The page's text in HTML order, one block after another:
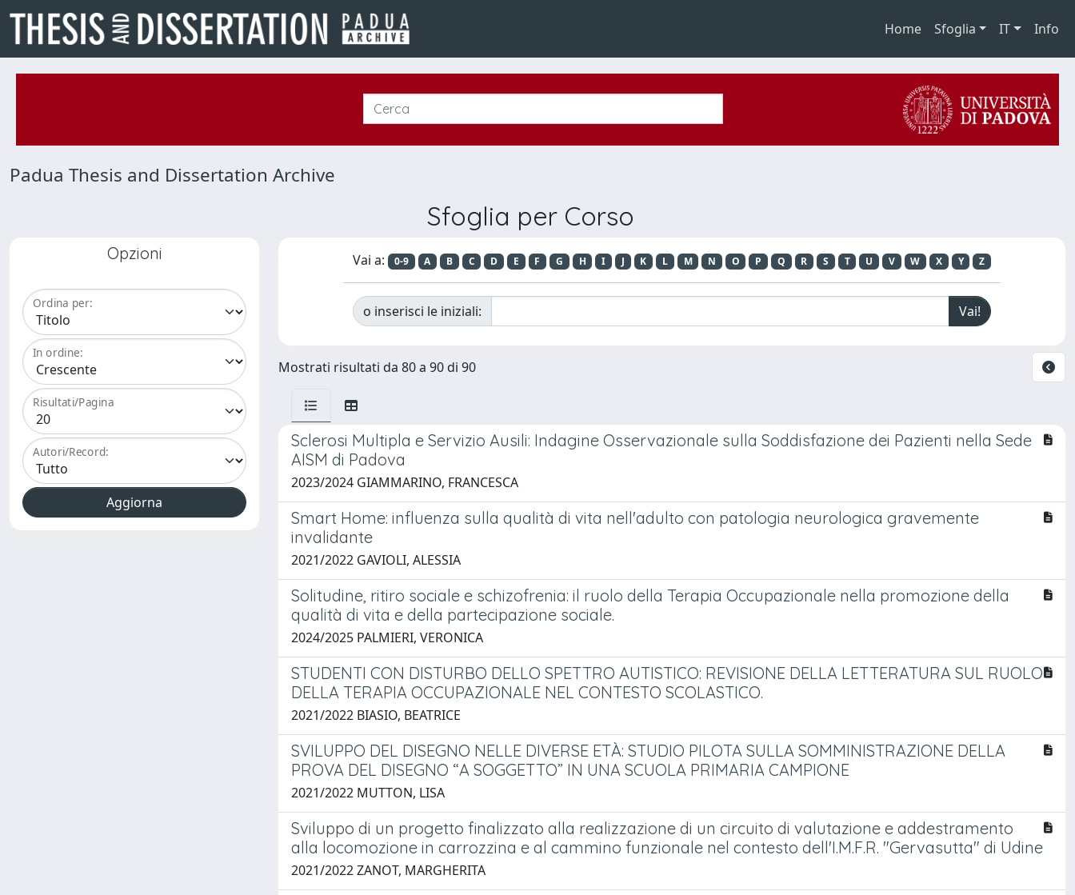
Home Sfoglia IT Info
Padua Thesis and Dissertation Archive
Sfoglia per Corso
Opzioni
Ordina per:
In ordine:
Risultati/Pagina
Autori/Record:
Vai a: 0-9 A B C D E F G H I J K L M N O P Q R S T U V W X Y Z
o inserisci le iniziali:
Mostrati risultati da 80 a 90 di 90
Sclerosi Multipla e Servizio Ausili: Indagine Osservazionale sulla Soddisfazione dei Pazienti nella Sede
AISM di Padova
2023/2024 GIAMMARINO, FRANCESCA
Smart Home: influenza sulla qualità di vita nell'adulto con patologia neurologica gravemente
invalidante
2021/2022 GAVIOLI, ALESSIA
Solitudine, ritiro sociale e schizofrenia: il ruolo della Terapia Occupazionale nella promozione della
qualità di vita e della partecipazione sociale.
2024/2025 PALMIERI, VERONICA
STUDENTI CON DISTURBO DELLO SPETTRO AUTISTICO: REVISIONE DELLA LETTERATURA SUL RUOLO
DELLA TERAPIA OCCUPAZIONALE NEL CONTESTO SCOLASTICO.
2021/2022 BIASIO, BEATRICE
SVILUPPO DEL DISEGNO NELLE DIVERSE ETÀ: STUDIO PILOTA SULLA SOMMINISTRAZIONE DELLA
PROVA DEL DISEGNO “A SOGGETTO” IN UNA SCUOLA PRIMARIA CAMPIONE
2021/2022 MUTTON, LISA
Sviluppo di un progetto finalizzato alla realizzazione di un circuito di valutazione e addestramento
alla locomozione in carrozzina e al cammino funzionale nel contesto dell'I.M.F.R. "Gervasutta" di Udine
2021/2022 ZANOT, MARGHERITA